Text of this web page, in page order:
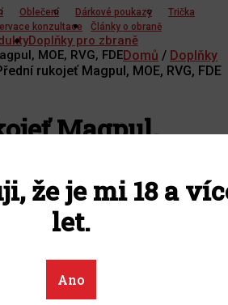
že je mi 18 a
let.
Ano
Oblečení Dárkové poukazy
Trička
konzultace Články o obraně
Doplňky pro zbraně
MOE, RVG, FDEDomů / Doplňky
rukojeť Magpul, MOE, RVG, FDE
Magpul,
Magpul